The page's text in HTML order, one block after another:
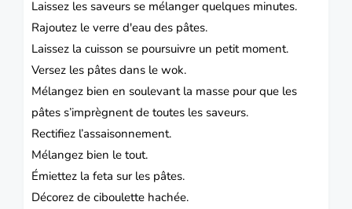
Laissez les saveurs se mélanger quelques minutes.
Rajoutez le verre d'eau des pâtes.
Laissez la cuisson se poursuivre un petit moment.
Versez les pâtes dans le wok.
Mélangez bien en soulevant la masse pour que les
pâtes s’imprègnent de toutes les saveurs.
Rectifiez l’assaisonnement.
Mélangez bien le tout.
Émiettez la feta sur les pâtes.
Décorez de ciboulette hachée.